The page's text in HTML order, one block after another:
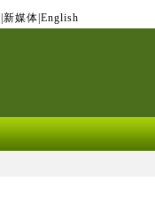
新媒体 English